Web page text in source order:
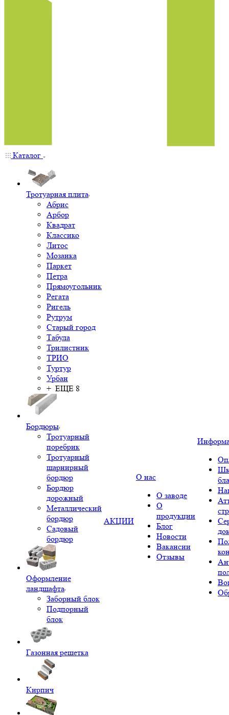
Каталог
Тротуарная плита
Абрис
Арбор
Квадрат
Классико
Литос
Мозаика
Паркет
Петра
Прямоугольник
Регата
Ригель
Рутрум
Старый город
Табула
Трилистник
ТРИО
Туртур
Урбан
+ ЕЩЕ 8
Бордюры
Тротуарный
поребрик
Тротуарный
шарнирный
бордюр
Бордюр
дорожный
Металлический
бордюр
Садовый
бордюр
Оформление
ландшафта
Заборный блок
Подпорный
блок
Газонная решетка
Кирпич
АКЦИИ
О нас
О заводе
О
продукции
Блог
Новости
Вакансии
Отзывы